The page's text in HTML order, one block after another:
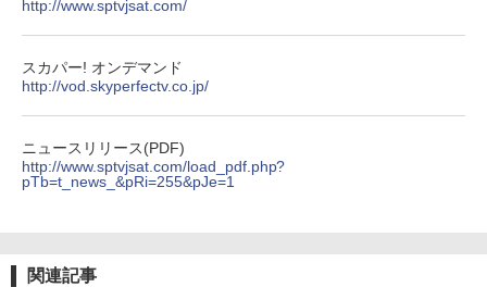
http://www.sptvjsat.com/
スカパー! オンデマンド
http://vod.skyperfectv.co.jp/
ニュースリリース(PDF)
http://www.sptvjsat.com/load_pdf.php?
pTb=t_news_&pRi=255&pJe=1
関連記事